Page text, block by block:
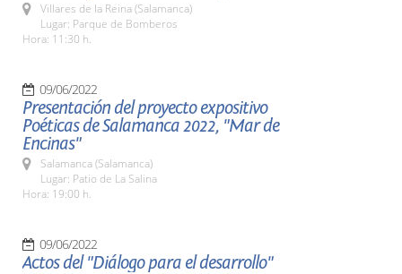
Villares de la Reina (Salamanca)
Lugar: Parque de Bomberos
Hora: 11:30 h.
09/06/2022
Presentación del proyecto expositivo
Poéticas de Salamanca 2022, "Mar de
Encinas"
Salamanca (Salamanca)
Lugar: Patio de La Salina
Hora: 19:00 h.
09/06/2022
Actos del "Diálogo para el desarrollo"